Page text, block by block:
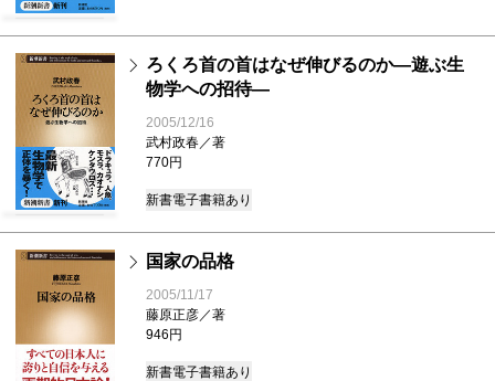
ろくろ首の首はなぜ伸びるのか―遊ぶ生
物学への招待―
2005/12/16
武村政春／著
770円
新書電子書籍あり
国家の品格
2005/11/17
藤原正彦／著
946円
新書電子書籍あり